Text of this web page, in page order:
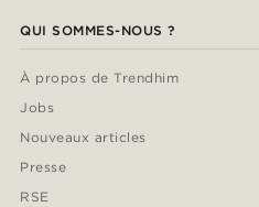
QUI SOMMES-NOUS ?
À propos de Trendhim
Jobs
Nouveaux articles
Presse
RSE